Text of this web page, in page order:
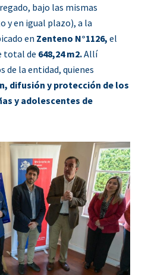
bajo las mismas
y en igual plazo), a la
en Zenteno N°1126, el
total de 648,24 m2.Allí
de la entidad, quienes
difusión y protección de los
y adolescentes de